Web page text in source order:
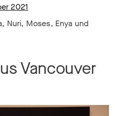
2021
Nuri, Moses, Enya und
Vancouver